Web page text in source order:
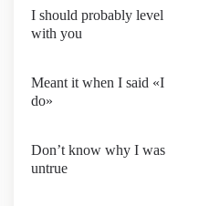
I should probably level
with you
Meant it when I said «I
do»
Don’t know why I was
untrue